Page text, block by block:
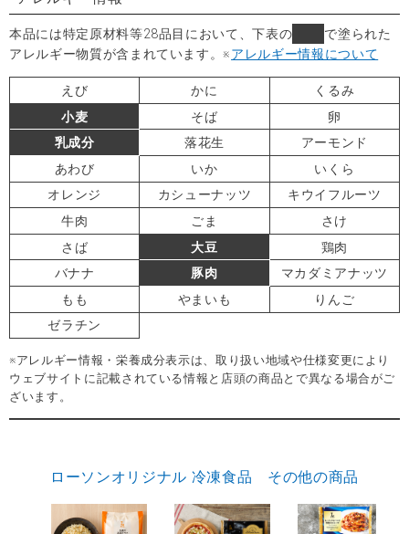
本品には特定原材料等28品目において、下表の
で塗られた
アレルギー物質が含まれています。※アレルギー情報について
えび かに
くるみ
小麦
そば
卵
乳成分
落花生
アーモンド
あわび
いか
いくら
オレンジ
カシューナッツ
キウイフルーツ
牛肉
ごま
さけ
さば
大豆
鶏肉
バナナ
豚肉
マカダミアナッツ
もも
やまいも
りんご
ゼラチン
※アレルギー情報・栄養成分表示は、取り扱い地域や仕様変更により
ウェブサイトに記載されている情報と店頭の商品とで異なる場合がご
ざいます。
ローソンオリジナル 冷凍食品 その他の商品